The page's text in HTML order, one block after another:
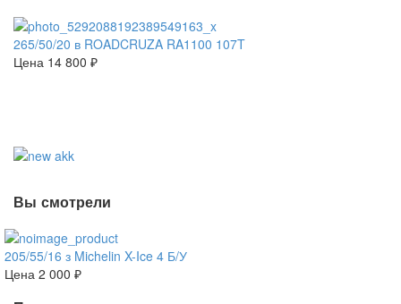
265/50/20 в ROADCRUZA RA1100 107T
Цена 14 800 ₽
Вы смотрели
205/55/16 з Michelin X-Ice 4 Б/У
Цена 2 000 ₽